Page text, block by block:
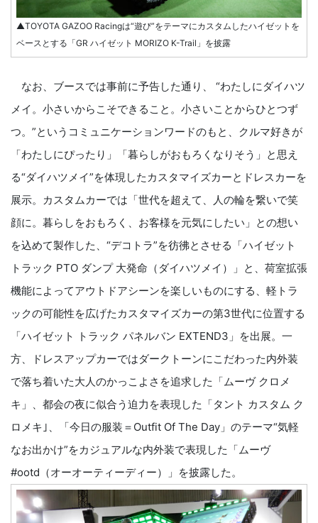
▲TOYOTA GAZOO Racingは“遊び”をテーマにカスタムしたハイゼットを
ベースとする「GR ハイゼット MORIZO K-Trail」を披露
なお、ブースでは事前に予告した通り、 “わたしにダイハツ
メイ。小さいからこそできること。小さいことからひとつず
つ。”というコミュニケーションワードのもと、クルマ好きが
「わたしにぴったり」「暮らしがおもろくなりそう」と思え
る“ダイハツメイ”を体現したカスタマイズカーとドレスカーを
展示。カスタムカーでは「世代を超えて、人の輪を繋いで笑
顔に。暮らしをおもろく、お客様を元気にしたい」との想い
を込めて製作した、“デコトラ”を彷彿とさせる「ハイゼット
トラック PTO ダンプ 大発命（ダイハツメイ）」と、荷室拡張
機能によってアウトドアシーンを楽しいものにする、軽トラ
ックの可能性を広げたカスタマイズカーの第3世代に位置する
「ハイゼット トラック パネルバン EXTEND3」を出展。一
方、ドレスアップカーではダークトーンにこだわった内外装
で落ち着いた大人のかっこよさを追求した「ムーヴ クロメ
キ」、都会の夜に似合う迫力を表現した「タント カスタム ク
ロメキ｣、「今日の服装＝Outfit Of The Day」のテーマ“気軽
なお出かけ”をカジュアルな内外装で表現した「ムーヴ
#ootd（オーオーティーディー）」を披露した。